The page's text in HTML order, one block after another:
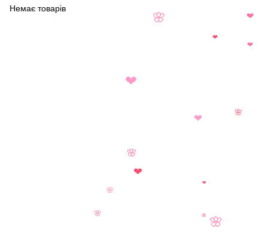
Немає товарів
🌸
🌸
❤
❤
🌸
❤
❤
❤
🌸
🌸
🌸
❤
🌸
❤